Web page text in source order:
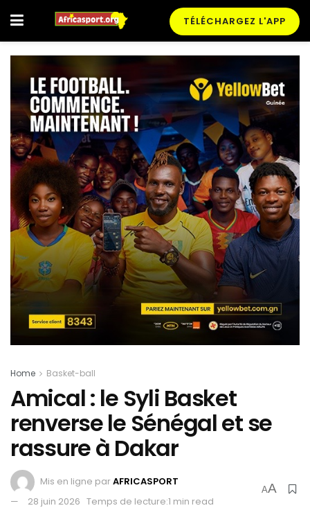
TÉLÉCHARGEZ L'APP
Home Basket-ball
Amical : le Syli Basket
renverse le Sénégal et se
rassure à Dakar
Mis en ligne parAFRICASPORT
28 juin 2026 Temps de lecture:1 min read
AA